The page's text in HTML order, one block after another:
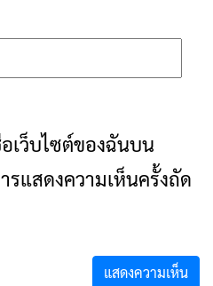
เว็บไซต์ของฉันบน
รแสดงความเห็นครั้งถัด